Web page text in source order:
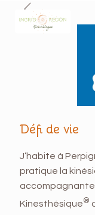
Défi de vie
J’habite à
pratique la
Kinesthésique®